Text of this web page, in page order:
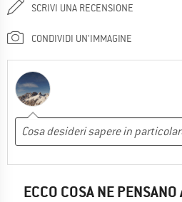
SCRIVI UNA RECENSIONE
CONDIVIDI UN'IMMAGINE
ECCO COSA NE